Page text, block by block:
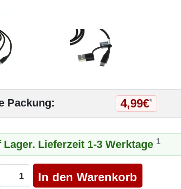
Packung: 4,99€*
Lager. Lieferzeit 1-3 Werktage 1